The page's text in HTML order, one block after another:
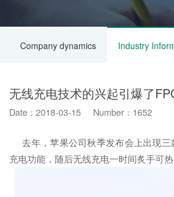
Company dynamics Industry
无线充电技术的兴起引爆了
Date：2018-03-15 Number：1652
去年，苹果公司秋季发布会上出现三
充电功能，随后无线充电一时间炙手可热